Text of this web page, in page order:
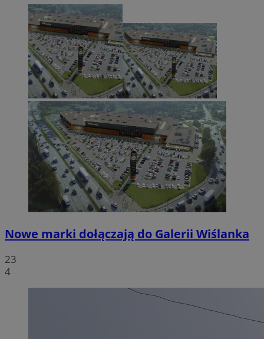
Nowe marki dołączają do Galerii Wiślanka
23
4